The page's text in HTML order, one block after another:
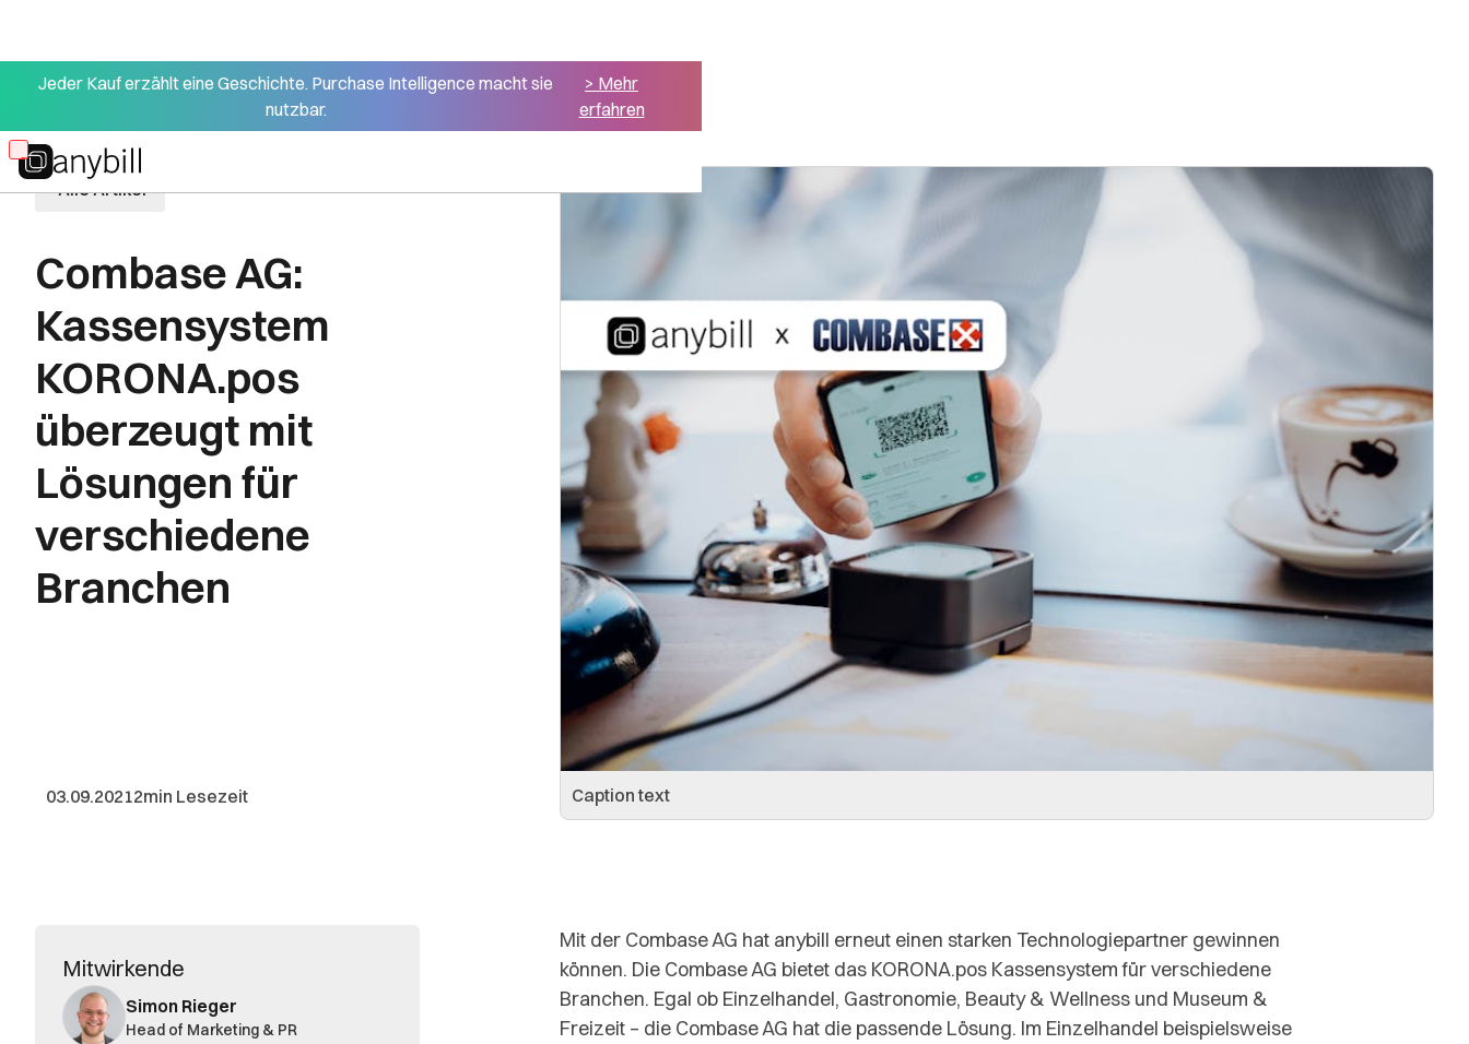
Jeder Kauf erzählt eine Geschichte. Purchase Intelligence macht sie
nutzbar.
> Mehr
erfahren
Skip
to
Alle Artikel
Combase AG:
Kassensystem
KORONA.pos
überzeugt mit
Lösungen für
verschiedene
Branchen
03.09.20212min Lesezeit Caption text
Mitwirkende
Simon Rieger
Head of Marketing & PR
Mit der Combase AG hat anybill erneut einen starken Technologiepartner gewinnen
können. Die Combase AG bietet das KORONA.pos Kassensystem für verschiedene
Branchen. Egal ob Einzelhandel, Gastronomie, Beauty & Wellness und Museum &
Freizeit – die Combase AG hat die passende Lösung. Im Einzelhandel beispielsweise